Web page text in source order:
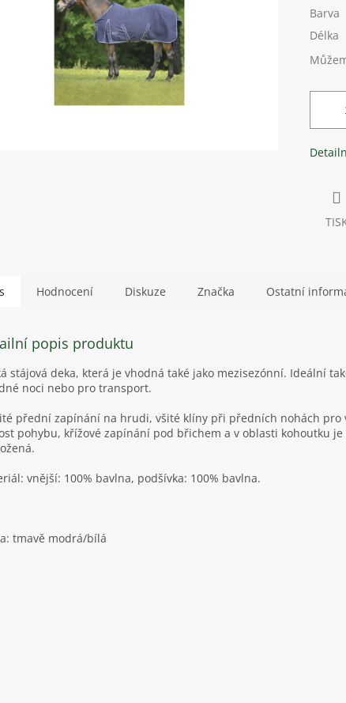
Barva
Délka
Hodnocení Diskuze Značka Ostatní
popis produktu
stájová deka, která je vhodná také jako mezisezónní. Ideální
noci nebo pro transport.
přední zapínání na hrudi, všité klíny při předních nohách pro
pohybu, křížové zapínání pod břichem a v oblasti kohoutku je
vnější: 100% bavlna, podšívka: 100% bavlna.
tmavě modrá/bílá